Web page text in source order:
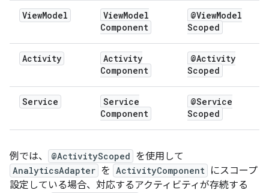
ViewModel ViewModel
Component
@ViewModel
Scoped
Activity
Activity
Component
@Activity
Scoped
Service
Service
Component
@Service
Scoped
例では、 @ActivityScoped を使用して
AnalyticsAdapter を ActivityComponent にスコープ
設定している場合、対応するアクティビティが存続する